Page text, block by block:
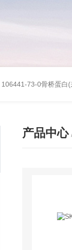
106441-73-0骨桥蛋白
产品中心